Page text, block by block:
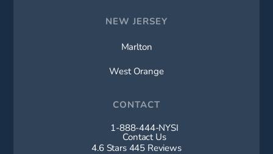
NEW JERSEY
Marlton
West Orange
CONTACT
Call New York Spine Institute on
1-888-444-NYSI
Contact Us
New York Spine Institute reviews:
4.6 Stars 445 Reviews